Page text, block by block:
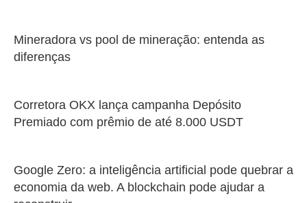
Mineradora vs pool de mineração: entenda as
diferenças
Corretora OKX lança campanha Depósito
Premiado com prêmio de até 8.000 USDT
Google Zero: a inteligência artificial pode quebrar a
economia da web. A blockchain pode ajudar a